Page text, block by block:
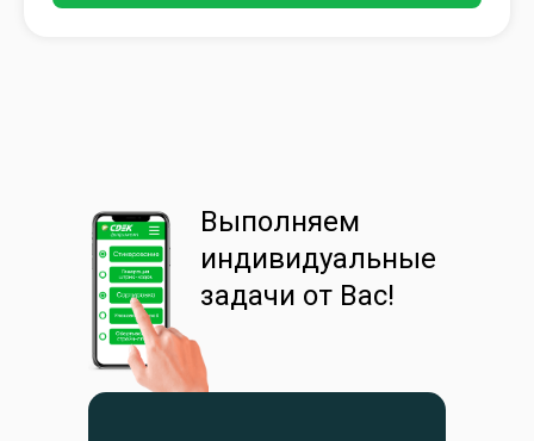
Выполняем
индивидуальные
задачи от Вас!